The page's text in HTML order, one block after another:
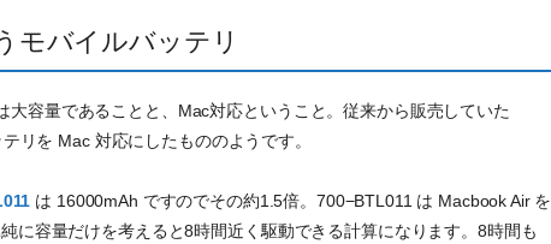
モバイルバッテリ
大容量であることと、Mac対応ということ。従来から販売していた
リを Mac 対応にしたもののようです。
は 16000mAh ですのでその約1.5倍。700−BTL011 は Macbook Air を
に容量だけを考えると8時間近く駆動できる計算になります。8時間も